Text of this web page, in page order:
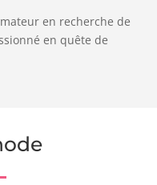
en recherche de
en quête de